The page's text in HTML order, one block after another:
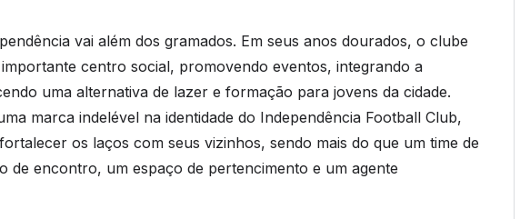
vai além dos gramados. Em seus anos dourados, o clube
centro social, promovendo eventos, integrando a
uma alternativa de lazer e formação para jovens da cidade.
marca indelével na identidade do Independência Football Club,
os laços com seus vizinhos, sendo mais do que um time de
de encontro, um espaço de pertencimento e um agente